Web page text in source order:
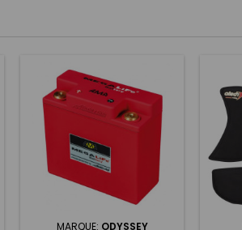
MARQUE: ODYSSEY